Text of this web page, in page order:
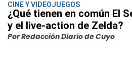
CINE Y VIDEOJUEGOS
¿Qué tienen en común El
y el live-action de Zelda?
Por Redacción Diario de Cuyo